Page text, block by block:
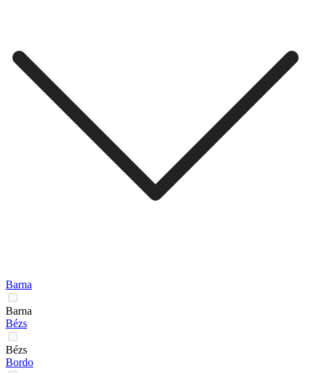
Barna
Barna
Bézs
Bézs
Bordo